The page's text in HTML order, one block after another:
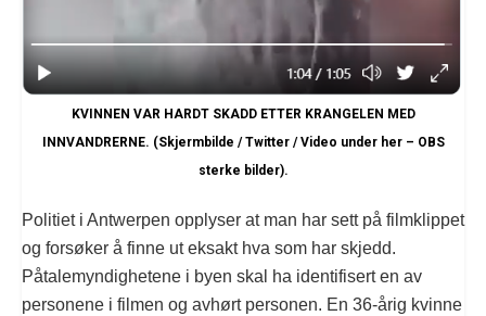
KVINNEN VAR HARDT SKADD ETTER KRANGELEN MED
INNVANDRERNE. (Skjermbilde / Twitter / Video under her – OBS
sterke bilder).
Politiet i Antwerpen opplyser at man har sett på filmklippet
og forsøker å finne ut eksakt hva som har skjedd.
Påtalemyndighetene i byen skal ha identifisert en av
personene i filmen og avhørt personen. En 36-årig kvinne